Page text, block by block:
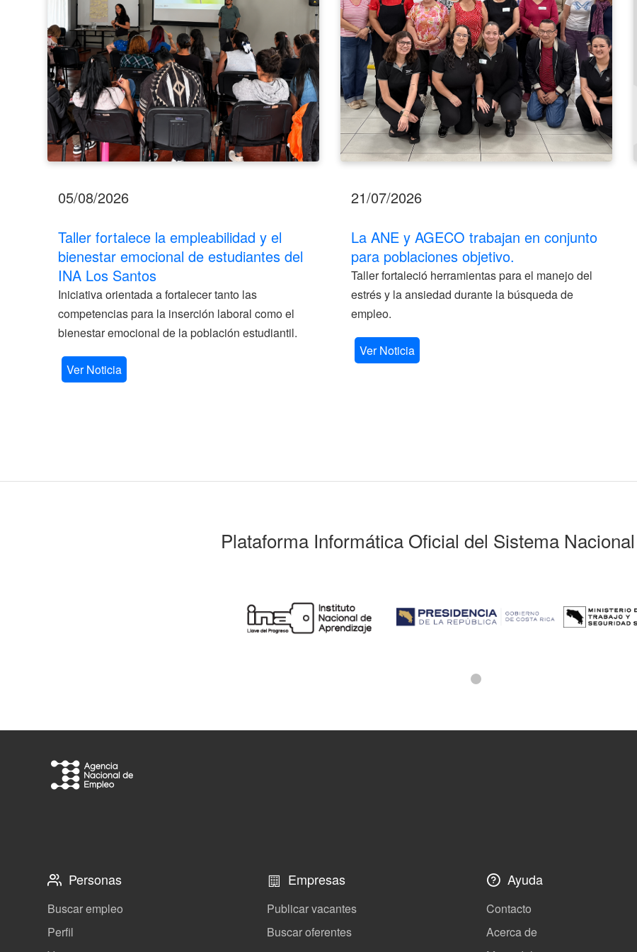
emocional
de
estudiantes
del
INA
Los
Santos
05/08/2026
Taller fortalece la empleabilidad y el
bienestar emocional de estudiantes del
INA Los Santos
Iniciativa orientada a fortalecer tanto las
competencias para la inserción laboral como el
bienestar emocional de la población estudiantil.
Ver Noticia
para
poblaciones
objetivo.
21/07/2026
La ANE y AGECO trabajan en conjunto
para poblaciones objetivo.
Taller fortaleció herramientas para el manejo del
estrés y la ansiedad durante la búsqueda de
empleo.
Ver Noticia
Plataforma Informática Oficial del Sistema
Personas
Buscar empleo
Perfil
Empresas
Publicar vacantes
Buscar oferentes
Ayuda
Contacto
Acerca de